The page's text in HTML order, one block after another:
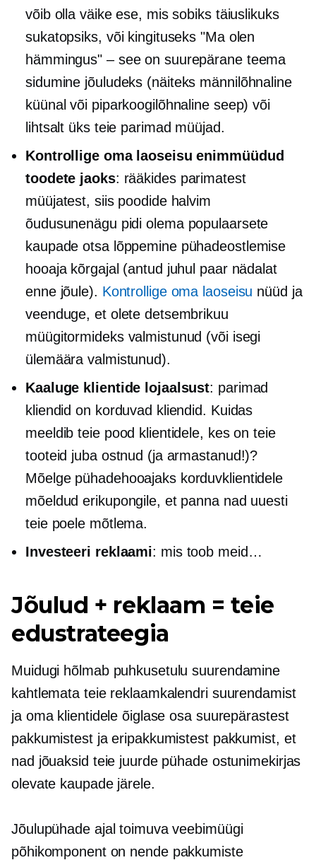
võib olla väike ese, mis sobiks täiuslikuks
sukatopsiks, või kingituseks "Ma olen
hämmingus" – see on suurepärane teema
sidumine jõuludeks (näiteks männilõhnaline
küünal või piparkoogilõhnaline seep) või
lihtsalt üks teie parimad müüjad.
Kontrollige oma laoseisu enimmüüdud
toodete jaoks: rääkides parimatest
müüjatest, siis poodide halvim
õudusunenägu pidi olema populaarsete
kaupade otsa lõppemine pühadeostlemise
hooaja kõrgajal (antud juhul paar nädalat
enne jõule). Kontrollige oma laoseisu nüüd ja
veenduge, et olete detsembrikuu
müügitormideks valmistunud (või isegi
ülemäära valmistunud).
Kaaluge klientide lojaalsust: parimad
kliendid on korduvad kliendid. Kuidas
meeldib teie pood klientidele, kes on teie
tooteid juba ostnud (ja armastanud!)?
Mõelge pühadehooajaks korduvklientidele
mõeldud erikupongile, et panna nad uuesti
teie poele mõtlema.
Investeeri reklaami: mis toob meid…
Jõulud + reklaam = teie
edustrateegia
Muidugi hõlmab puhkusetulu suurendamine
kahtlemata teie reklaamkalendri suurendamist
ja oma klientidele õiglase osa suurepärastest
pakkumistest ja eripakkumistest pakkumist, et
nad jõuaksid teie juurde pühade ostunimekirjas
olevate kaupade järele.
Jõulupühade ajal toimuva veebimüügi
põhikomponent on nende pakkumiste